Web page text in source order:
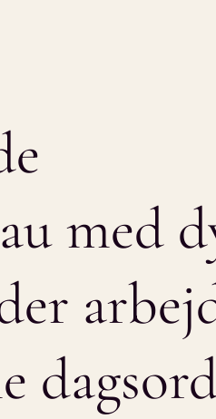
med